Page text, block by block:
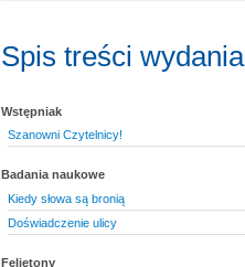
Spis treści wydania
Wstępniak
Szanowni Czytelnicy!
Badania naukowe
Kiedy słowa są bronią
Doświadczenie ulicy
Felietony